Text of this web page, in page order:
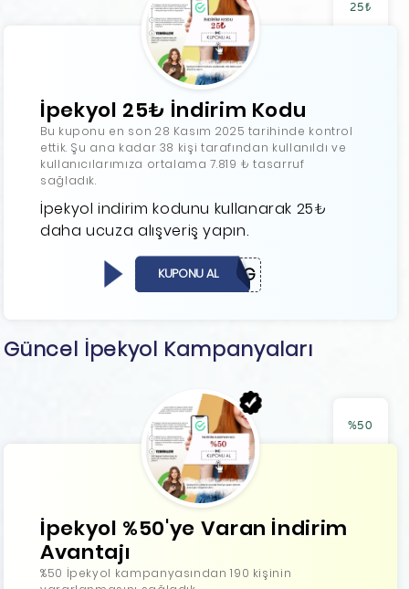
25₺
İpekyol 25₺ İndirim Kodu
Bu kuponu en son 28 Kasım 2025 tarihinde kontrol
ettik. Şu ana kadar 38 kişi tarafından kullanıldı ve
kullanıcılarımıza ortalama 7.819 ₺ tasarruf
sağladık.
İpekyol indirim kodunu kullanarak 25₺
daha ucuza alışveriş yapın.
YFD-2LXG
KUPONU AL
Güncel İpekyol Kampanyaları
%50
İpekyol %50'ye Varan İndirim
Avantajı
%50 İpekyol kampanyasından 190 kişinin